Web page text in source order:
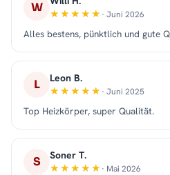
W · Juni 2026
Alles bestens, pünktlich und gute
L Leon B.
· Juni 2025
Top Heizkörper, super Qualität.
S Soner T.
· Mai 2026